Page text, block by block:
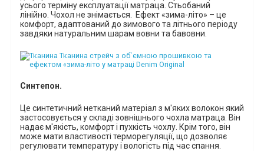
усього терміну експлуатації матраца. Стьобаний
лінійно. Чохол не знімається.
Ефект «зима-літо» – це
комфорт, адаптований до зимового та літнього періоду
завдяки натуральним шарам вовни та бавовни.
Синтепон.
Це синтетичний нетканий матеріал з м'яких волокон який
застосовується у складі зовнішнього чохла матраца . Він
надає м'якість, комфорт і пухкість чохлу. Крім того, він
може мати властивості терморегуляції, що дозволяє
регулювати температуру і вологість під час спання.